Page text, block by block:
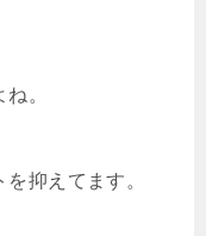
。
抑えてます。